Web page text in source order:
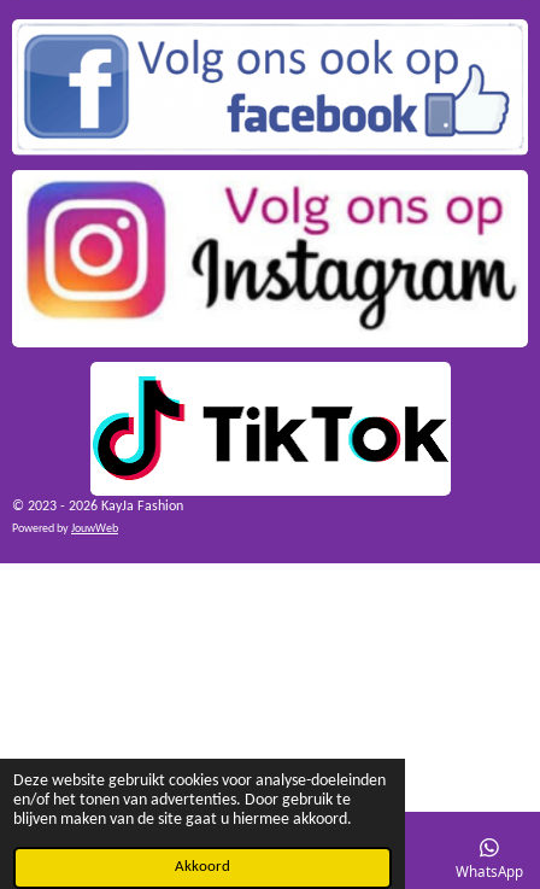
Deze website gebruikt cookies voor analyse-doeleinden
en/of het tonen van advertenties. Door gebruik te
blijven maken van de site gaat u hiermee akkoord.
Akkoord
© 2023 - 2026 KayJa Fashion
Powered byJouwWeb
WhatsApp